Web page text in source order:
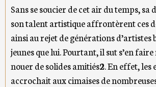
Sans se soucier de cet air du temps,
son talent artistique affrontèrent ces
ainsi au rejet de générations d’artistes
jeunes que lui. Pourtant, il sut s’en
nouer de solides amitiés2. En effet, les
accrochait aux cimaises de